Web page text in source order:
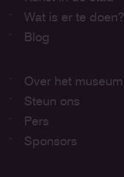
Wat is er te doen?
Blog
Over het museum
Steun ons
Pers
Sponsors